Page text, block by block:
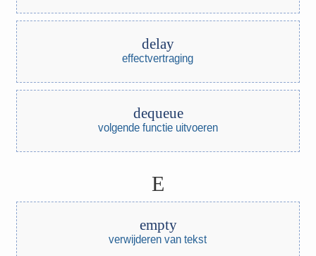
delay
effectvertraging
dequeue
volgende functie uitvoeren
E
empty
verwijderen van tekst